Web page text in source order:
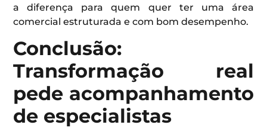
a diferença para quem quer ter uma área
comercial estruturada e com bom desempenho.
Conclusão:
Transformação real
pede acompanhamento
de especialistas